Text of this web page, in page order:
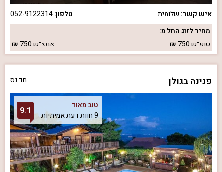
איש קשר: שלומית טלפון:052-9122314
מחיר לזוג החל מ:
סופ״ש750 אמצ״ש750
פנינה בגולן חד נס
טוב מאוד
9 חוות דעת אמיתיות
9.1